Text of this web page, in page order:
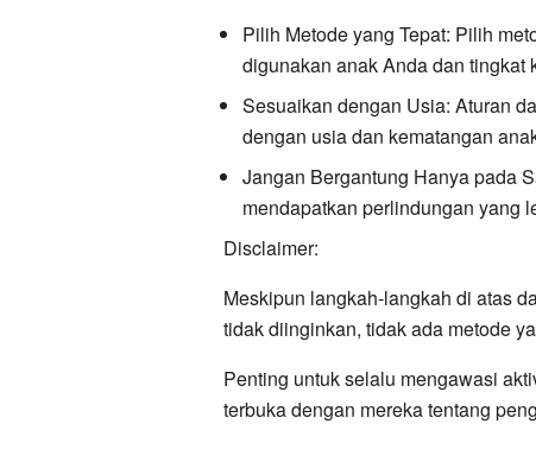
Pilih Metode yang Tepat: Pilih
digunakan anak Anda dan tingkat
Sesuaikan dengan Usia: Aturan
dengan usia dan kematangan
Jangan Bergantung Hanya pada
mendapatkan perlindungan yang
Disclaimer:
Meskipun langkah-langkah di atas
tidak diinginkan, tidak ada metode
Penting untuk selalu mengawasi
terbuka dengan mereka tentang